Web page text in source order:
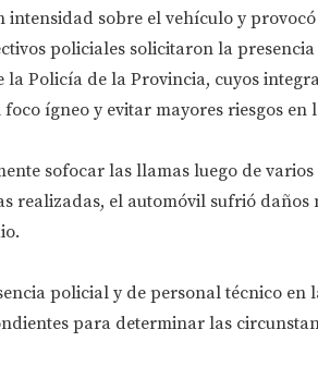
intensidad sobre el vehículo y provocó
policiales solicitaron la
Policía de la Provincia, cuyos
ígneo y evitar mayores riesgos en
sofocar las llamas luego de varios
realizadas, el automóvil sufrió daños
policial y de personal técnico en
para determinar las